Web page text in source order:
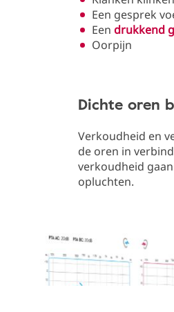
Een gesprek
Een drukkend
Oorpijn
Dichte oren
Verkoudheid en
de oren in
verkoudheid
opluchten.